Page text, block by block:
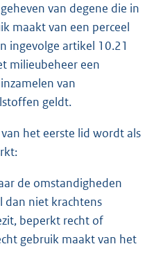
van degene die in
maakt van een perceel
ingevolge artikel 10.21
milieubeheer een
van
geldt.
het eerste lid wordt als
de omstandigheden
dan niet krachtens
beperkt recht of
gebruik maakt van het